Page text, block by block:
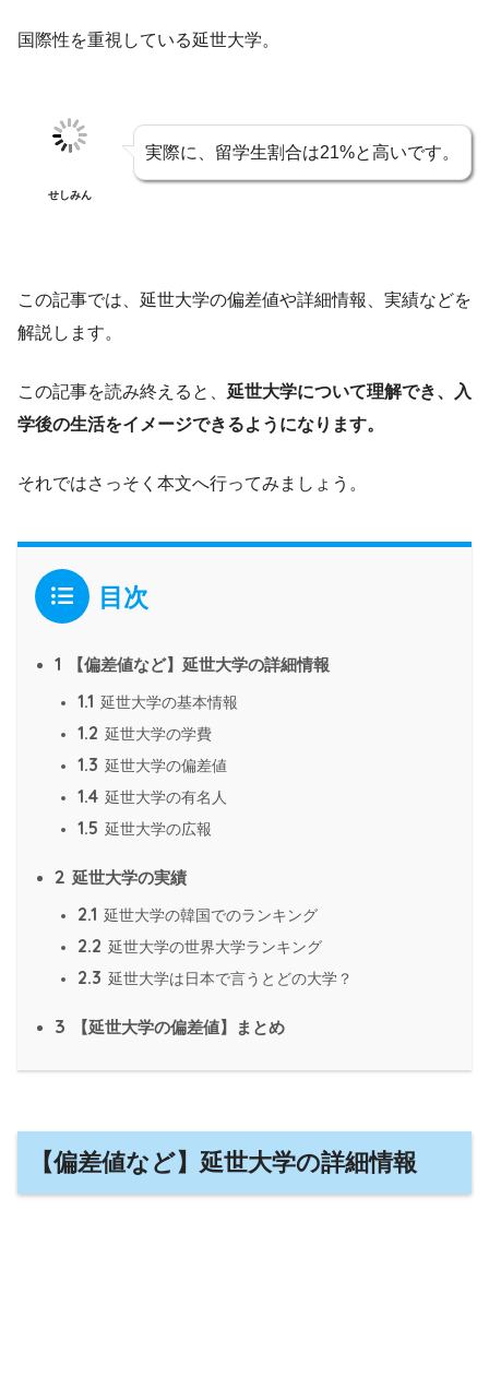
国際性を重視している延世大学。
せしみん
実際に、留学生割合は21%と高いです。
この記事では、延世大学の偏差値や詳細情報、実績などを
解説します。
この記事を読み終えると、 延世大学について理解でき、入
学後の生活をイメージできるようになります。
それではさっそく本文へ行ってみましょう。
目次
1 【偏差値など】延世大学の詳細情報
1.1 延世大学の基本情報
1.2 延世大学の学費
1.3 延世大学の偏差値
1.4 延世大学の有名人
1.5 延世大学の広報
2 延世大学の実績
2.1 延世大学の韓国でのランキング
2.2 延世大学の世界大学ランキング
2.3 延世大学は日本で言うとどの大学？
3 【延世大学の偏差値】まとめ
【偏差値など】延世大学の詳細情報